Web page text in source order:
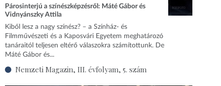
Párosinterjú a színészképzésről: Máté Gábor és
Vidnyánszky Attila
Kiből lesz a nagy színész? – a Színház- és
Filmművészeti és a Kaposvári Egyetem meghatározó
tanáraitól teljesen eltérő válaszokra számítottunk. De
Máté Gábor és...
Nemzeti Magazin, III. évfolyam, 5. szám